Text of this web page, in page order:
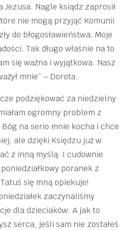
Jezusa. Nagle ksiądz zaprosił
nie mogą przyjąć Komunii
do błogosławieństwa. Moje
Tak długo właśnie na to
się ważna i wyjątkowa. Nasz
mnie” – Dorota.
podziękować za niedzielny
ogromny problem z
na serio mnie kocha i chce
ale dzięki Księdzu już w
z inną myślą. I cudownie
poranek z
się mną opiekuje!
zaczynaliśmy
dla dzieciaków. A jak to
serca, jeśli sam nie zostałeś